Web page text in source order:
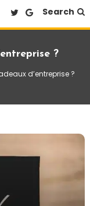
Search
?
d’entreprise ?